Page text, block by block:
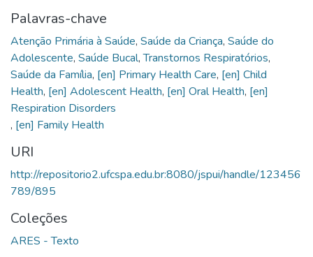
Palavras-chave
Atenção Primária à Saúde, Saúde da Criança, Saúde do
Adolescente, Saúde Bucal,Transtornos Respiratórios,
Saúde da Família, [en] Primary Health Care, [en] Child
Health, [en] Adolescent Health, [en] Oral Health, [en]
, [en] Family Health
URI
http://repositorio2.ufcspa.edu.br:8080/jspui/handle/123456
789/895
Coleções
ARES - Texto